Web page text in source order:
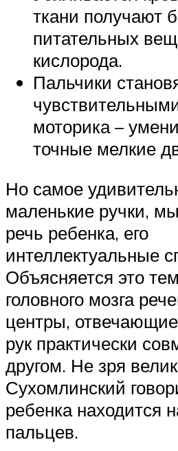
ткани получают
питательных
кислорода.
Пальчики
моторика –
точные мелкие
Но самое
маленькие ручки,
речь ребенка, его
интеллектуальные
Объясняется это
головного мозга
центры,
рук практически
другом. Не зря
Сухомлинский
ребенка находится
пальцев.